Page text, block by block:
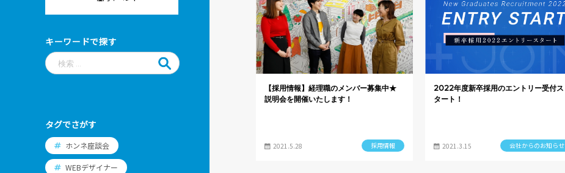
【採用情報】経理職のメンバー募集中★
説明会を開催いたします！
2021.5.28 採用情報
2022年度新卒採用のエントリー受付ス
タート！
2021.3.15 会社からのお知らせ
キーワードで探す
タグでさがす
ホンネ座談会
WEBデザイナー